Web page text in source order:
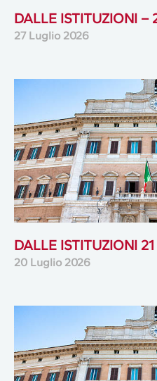
DALLE ISTITUZIONI –
27 Luglio 2026
DALLE ISTITUZIONI
20 Luglio 2026